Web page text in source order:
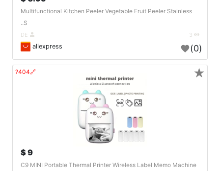
Multifunctional Kitchen Peeler Vegetable Fruit Peeler Stainless
S..
aliexpress (0)
🔗404?
9 $
C9 MINI Portable Thermal Printer Wireless Label Memo Machine
★